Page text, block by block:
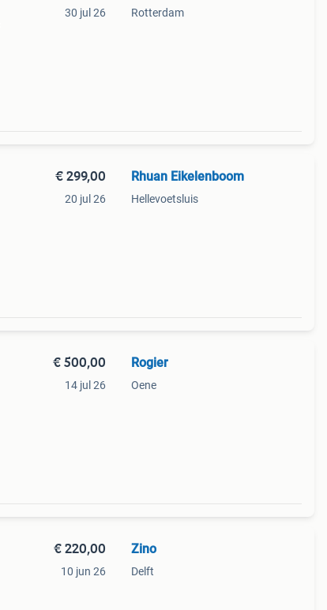
30 jul 26 Rotterdam
€ 299,00
20 jul 26
Rhuan Eikelenboom
Hellevoetsluis
€ 500,00
14 jul 26
Rogier
Oene
€ 220,00
10 jun 26
Zino
Delft